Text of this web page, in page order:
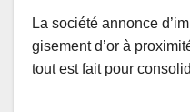
La société annonce
gisement d’or à
tout est fait pour